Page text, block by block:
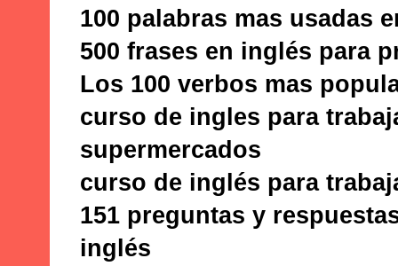
100 palabras mas usadas
500 frases en inglés para
Los 100 verbos mas
curso de ingles para
supermercados
curso de inglés para
151 preguntas y
inglés